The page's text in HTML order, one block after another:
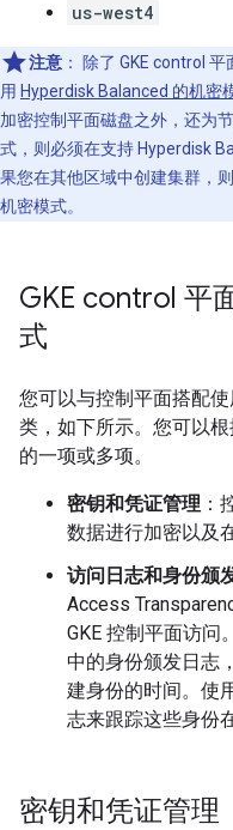
us-west4
注意 ：
除了 GKE control
用 Hyperdisk Balanced 的机密
加密控制平面磁盘之外，还为
式，则必须在支持 Hyperdisk
果您在其他区域中创建集群，
机密模式。
GKE control 平
式
您可以与控制平面搭配
类，如下所示。您可以
的一项或多项。
密钥和凭证管理 ：
数据进行加密以及
访问日志和身份颁
Access
GKE 控制平面访问
中的身份颁发日志
建身份的时间。使
志来跟踪这些身份
密钥和凭证管理